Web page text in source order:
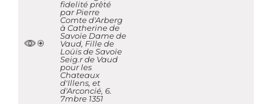
fidelité prêté
par Pierre
Comte d'Arberg
à Catherine de
Savoïe Dame de
Vaud, Fille de
Loüis de Savoïe
Seig.r de Vaud
pour les
Chateaux
d'Illens, et
d'Arconcié, 6.
7mbre 1351